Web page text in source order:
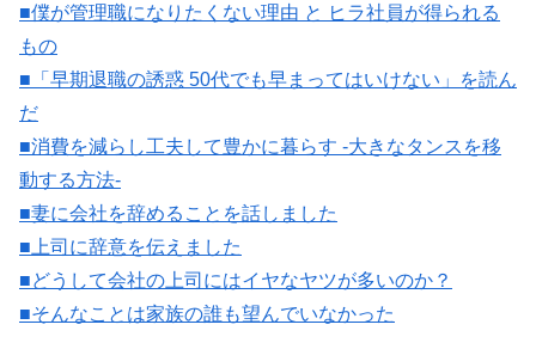
■僕が管理職になりたくない理由 と ヒラ社員が得られる
もの
■「早期退職の誘惑 50代でも早まってはいけない」を読ん
だ
■消費を減らし工夫して豊かに暮らす -大きなタンスを移
動する方法-
■妻に会社を辞めることを話しました
■上司に辞意を伝えました
■どうして会社の上司にはイヤなヤツが多いのか？
■そんなことは家族の誰も望んでいなかった